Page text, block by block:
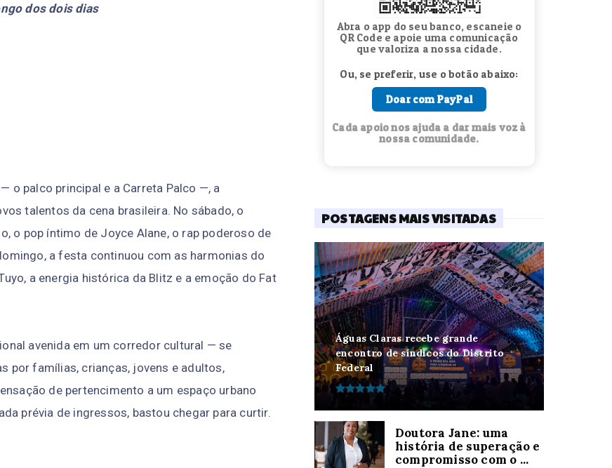
dos dois dias
o palco principal e a Carreta Palco —, a
talentos da cena brasileira. No sábado, o
o pop íntimo de Joyce Alane, o rap poderoso de
a festa continuou com as harmonias do
a energia histórica da Blitz e a emoção do Fat
avenida em um corredor cultural — se
por famílias, crianças, jovens e adultos,
de pertencimento a um espaço urbano
prévia de ingressos, bastou chegar para curtir.
Abra o app do seu banco, escaneie o
QR Code e apoie uma comunicação
que valoriza a nossa cidade.
Ou, se preferir, use o botão abaixo:
Doar com PayPal
Cada apoio nos ajuda a dar mais voz à
nossa comunidade.
POSTAGENS MAIS VISITADAS
Águas Claras recebe grande
encontro de síndicos do Distrito
Federal
Doutora Jane: uma
história de superação e
compromisso com o ...